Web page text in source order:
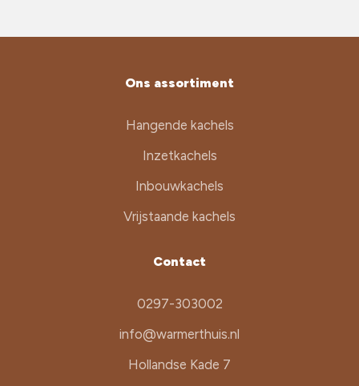
Ons assortiment
Hangende kachels
Inzetkachels
Inbouwkachels
Vrijstaande kachels
Contact
0297-303002
info@warmerthuis.nl
Hollandse Kade 7